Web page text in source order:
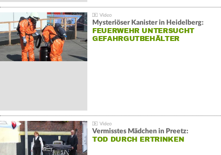
Mysteriöser Kanister in Heidelberg:
FEUERWEHR UNTERSUCHT
GEFAHRGUTBEHÄLTER
Vermisstes Mädchen in Preetz:
TOD DURCH ERTRINKEN